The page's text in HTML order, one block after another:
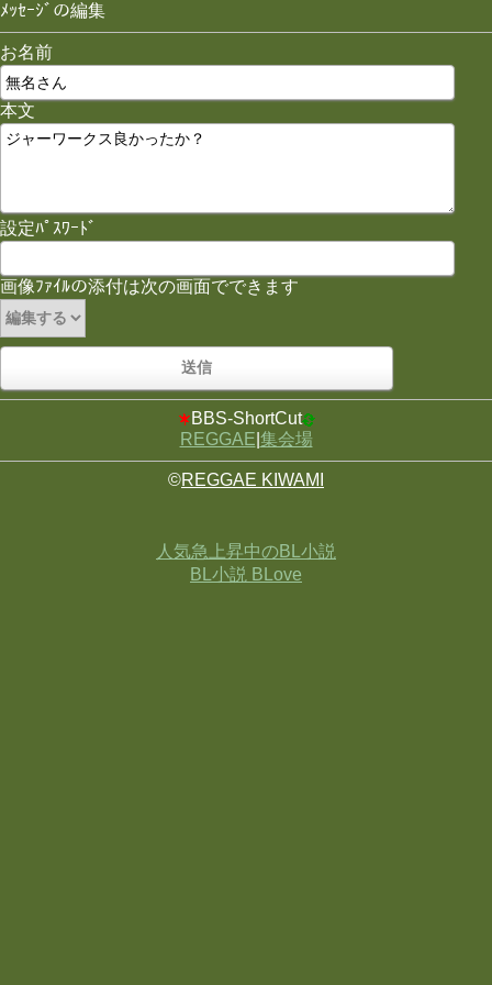
ﾒｯｾｰｼﾞの編集
お名前
本文
設定ﾊﾟｽﾜｰﾄﾞ
画像ﾌｧｲﾙの添付は次の画面でできます
BBS-ShortCut
REGGAE 集会場
©REGGAE KIWAMI
人気急上昇中のBL小説
BL小説 BLove